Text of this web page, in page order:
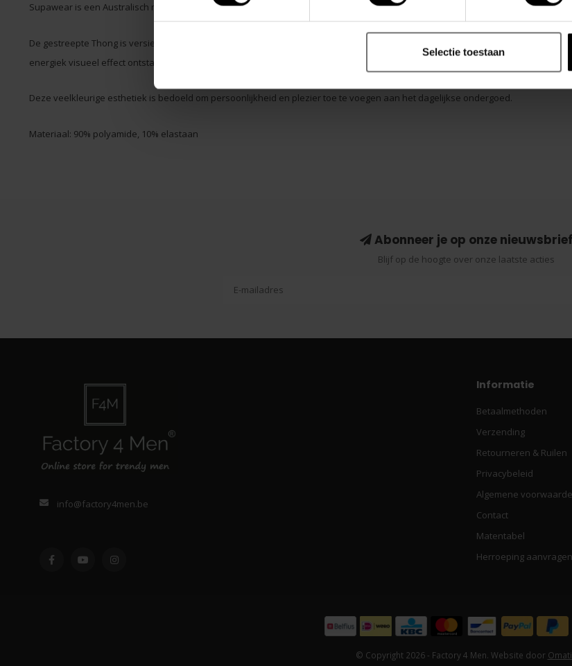
Selectie toestaan
Supawear is een Australisch merk dat bekend staat om zijn gedurfde ontwerpen en hoogwaardige materialen.
De gestreepte Thong is versierd met levendige en opvallende kleurencombinaties, waardoor een levendig en
energiek visueel effect ontstaat.
Deze veelkleurige esthetiek is bedoeld om persoonlijkheid en plezier toe te voegen aan het dagelijkse ondergoed.
Materiaal: 90% polyamide, 10% elastaan
Abonneer je op onze nieuwsbrief
Blijf op de hoogte over onze laatste acties
info@factory4men.be
Informatie
Betaalmethoden
Verzending
Retourneren & Ruilen
Privacybeleid
Algemene
Contact
Matentabel
Herroeping aanvragen
© Copyright 2026 - Factory 4 Men. Website door